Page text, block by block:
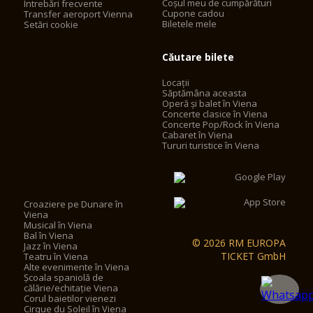
Payment
Program booklets can only be purchased from our Audience
buffets accept both cash and card payments.
It doesn't matter! Every seat has its own subtitle tablet, on
which you can choose which language you want them to be
displayed in. German, English and the original language of the
content, the music or the production, which can be found on
the pages of the respective production.
Which opera is good for a first visit?
Of course, this depends entirely on your personal
preferences, but experience shows that classical operas are
particularly suitable for a first evening at the opera. You will be
Întrebări frecvente
Transfer aeroport Vienna
Setări cookie
Coșul meu de cumpărături
Cupone cadou
Biletele mele
Căutare bilete
Locații
Săptămâna aceasta
Operă și balet în Viena
Concerte clasice în Viena
Concerte Pop/Rock în Viena
Cabaret în Viena
Tururi turistice în Viena
Croaziere pe Dunare în
Viena
Musical în Viena
Bal în Viena
Jazz în Viena
Teatru în Viena
Alte evenimente în Viena
Școala spaniolă de
călărie/echitație Viena
Corul baietilor vienezi
Cirque du Soleil în Viena
© 2026 RM EUROPA
TICKET GmbH